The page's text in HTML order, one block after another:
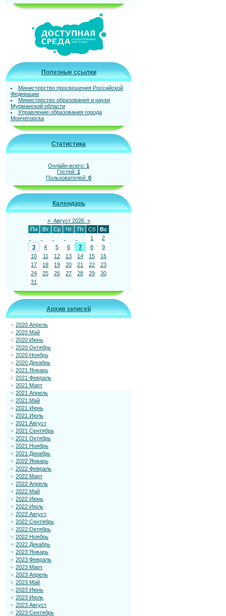
Полезные ссылки
Министерство просвещения Российской
Федерации
Министерство образования и науки
Мурманской области
Управление образования города
Мончегорска
Статистика
Онлайн всего: 1
Гостей: 1
Пользователей: 0
Календарь
« Август 2026 »
Пн
Вт Ср Чт Пт Сб
Вс
1
2
3
4 5 6 7 8
9
10
11 12 13 14 15
16
17
18 19 20 21 22
23
24
25 26 27 28 29
30
31
Архив записей
2020 Апрель
2020 Май
2020 Июнь
2020 Октябрь
2020 Ноябрь
2020 Декабрь
2021 Январь
2021 Февраль
2021 Март
2021 Апрель
2021 Май
2021 Июнь
2021 Июль
2021 Август
2021 Сентябрь
2021 Октябрь
2021 Ноябрь
2021 Декабрь
2022 Январь
2022 Февраль
2022 Март
2022 Апрель
2022 Май
2022 Июнь
2022 Июль
2022 Август
2022 Сентябрь
2022 Октябрь
2022 Ноябрь
2022 Декабрь
2023 Январь
2023 Февраль
2023 Март
2023 Апрель
2023 Май
2023 Июнь
2023 Июль
2023 Август
2023 Сентябрь